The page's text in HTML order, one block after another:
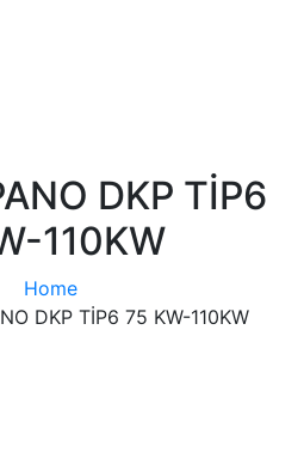
DKP TİP6
110KW
Home
DKP TİP6 75 KW-110KW